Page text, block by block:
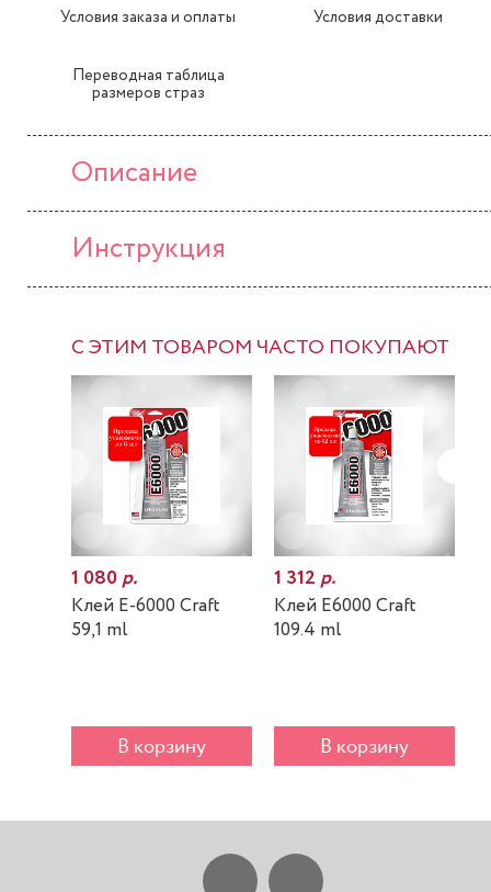
Условия заказа и оплаты Условия доставки
Переводная таблица
размеров страз
Описание
Инструкция
С ЭТИМ ТОВАРОМ ЧАСТО ПОКУПАЮТ
1 080р.
Клей E-6000 Craft
59,1 ml
В корзину
1 312р.
Клей E6000 Craft
109.4 ml
В корзину